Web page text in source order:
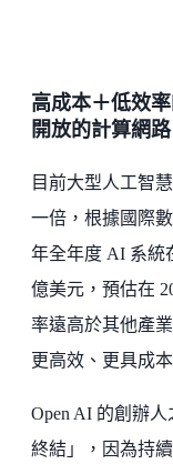
高成本＋低效
開放的計算網路
目前大型人工智
一倍，根據國際
年全年度 AI 系統
億美元，預估在
率遠高於其他產
更高效、更具成
Open AI 的創辦
終結」，因為持